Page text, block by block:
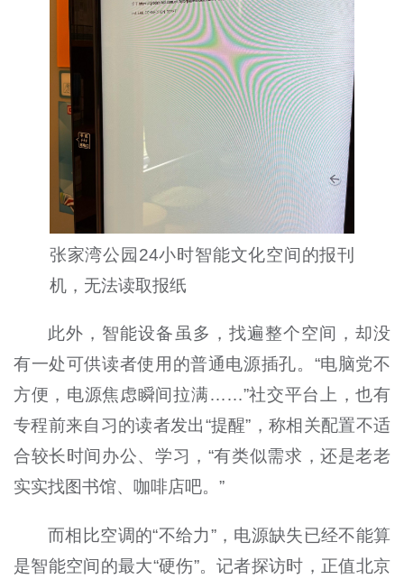
张家湾公园24小时智能文化空间的报刊
机，无法读取报纸
此外，智能设备虽多，找遍整个空间，却没
有一处可供读者使用的普通电源插孔。“电脑党不
方便，电源焦虑瞬间拉满……”社交平台上，也有
专程前来自习的读者发出“提醒”，称相关配置不适
合较长时间办公、学习，“有类似需求，还是老老
实实找图书馆、咖啡店吧。”
而相比空调的“不给力”，电源缺失已经不能算
是智能空间的最大“硬伤”。记者探访时，正值北京